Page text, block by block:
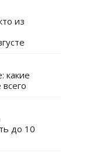
из
какие
до 10